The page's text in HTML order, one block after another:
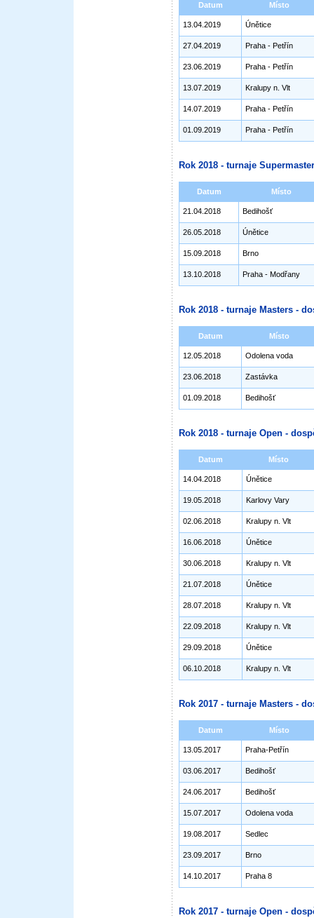
Datum Místo
13.04.2019 Únětice
27.04.2019 Praha - Petřín
23.06.2019 Praha - Petřín
13.07.2019 Kralupy n. Vlt
14.07.2019 Praha - Petřín
01.09.2019 Praha - Petřín
Rok 2018 - turnaje
Datum Místo
21.04.2018 Bedihošť
26.05.2018 Únětice
15.09.2018 Brno
13.10.2018 Praha - Modřany
Rok 2018 - turnaje Masters -
Datum Místo
12.05.2018 Odolena voda
23.06.2018 Zastávka
01.09.2018 Bedihošť
Rok 2018 - turnaje Open -
Datum Místo
14.04.2018 Únětice
19.05.2018 Karlovy Vary
02.06.2018 Kralupy n. Vlt
16.06.2018 Únětice
30.06.2018 Kralupy n. Vlt
21.07.2018 Únětice
28.07.2018 Kralupy n. Vlt
22.09.2018 Kralupy n. Vlt
29.09.2018 Únětice
06.10.2018 Kralupy n. Vlt
Rok 2017 - turnaje Masters -
Datum Místo
13.05.2017 Praha-Petřín
03.06.2017 Bedihošť
24.06.2017 Bedihošť
15.07.2017 Odolena voda
19.08.2017 Sedlec
23.09.2017 Brno
14.10.2017 Praha 8
Rok 2017 - turnaje Open -